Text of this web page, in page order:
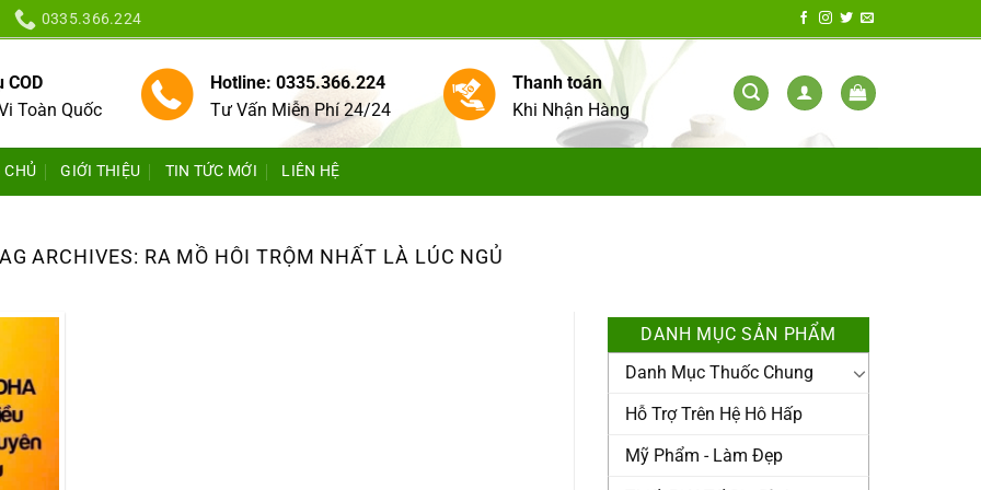
0335.366.224
COD
Toàn Quốc
Hotline: 0335.366.224
Tư Vấn Miễn Phí 24/24
Thanh toán
Khi Nhận Hàng
CHỦ GIỚI THIỆU TIN TỨC MỚI LIÊN HỆ
ARCHIVES: RA MỒ HÔI TRỘM NHẤT LÀ LÚC NGỦ
DANH MỤC SẢN PHẨM
Danh Mục Thuốc Chung
Hỗ Trợ Trên Hệ Hô Hấp
Mỹ Phẩm - Làm Đẹp